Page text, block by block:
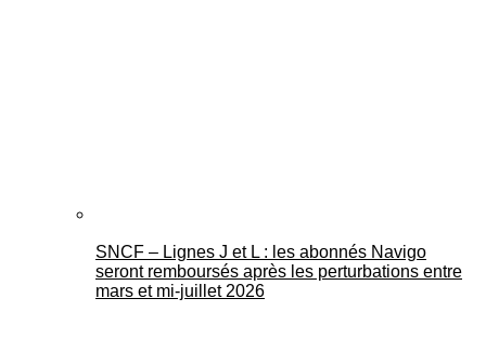
SNCF – Lignes J et L : les abonnés Navigo
seront remboursés après les perturbations entre
mars et mi-juillet 2026